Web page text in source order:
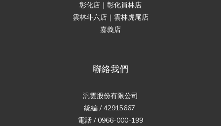
彰化店｜彰化員林店
雲林斗六店｜雲林虎尾店
嘉義店
聯絡我們
汎雲股份有限公司
統編 / 42915667
電話 / 0966-000-199